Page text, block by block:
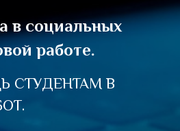
в социальных
работе.
СТУДЕНТАМ В